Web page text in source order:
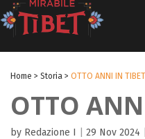
Home > Storia > OTTO ANNI IN TIBET
OTTO
by Redazione I 29 Nov 2024